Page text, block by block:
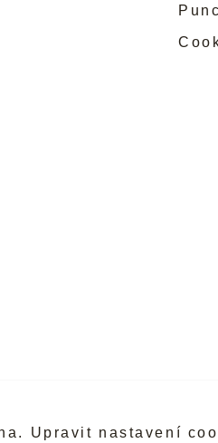
Upravit nastavení